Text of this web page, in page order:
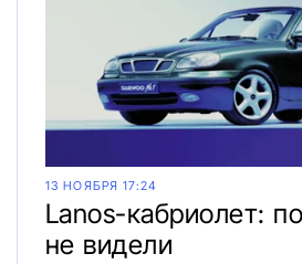
13 НОЯБРЯ 17:24
Lanos-кабриолет:
не видели